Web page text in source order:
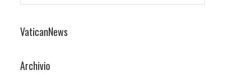
VaticanNews
Archivio